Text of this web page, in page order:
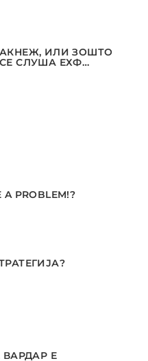
ИЛИ ЗОШТО
СЛУША ЕХФ
PROBLEM!?
ВАРДАР Е